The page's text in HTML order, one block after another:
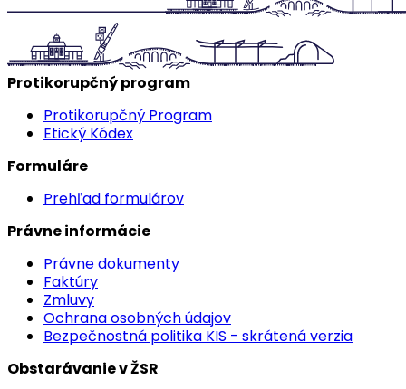
Protikorupčný program
Protikorupčný Program
Etický Kódex
Formuláre
Prehľad formulárov
Právne informácie
Právne dokumenty
Faktúry
Zmluvy
Ochrana osobných údajov
Bezpečnostná politika KIS - skrátená verzia
Obstarávanie v ŽSR